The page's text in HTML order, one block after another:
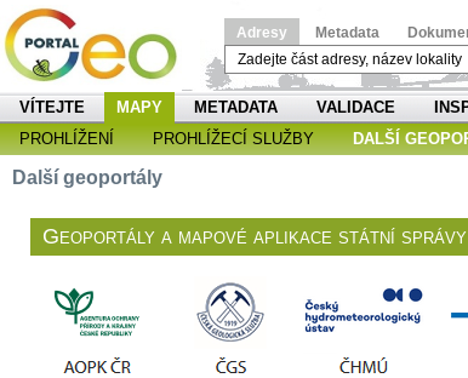
Adresy Metadata
VÍTEJTE MAPY METADATA VALIDACE
PROHLÍŽENÍ
PROHLÍŽECÍ SLUŽBY DALŠÍ
Další geoportály
Geoportály a mapové aplikace státní správy